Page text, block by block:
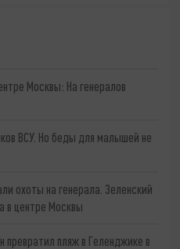
Москвы: На генералов
ВСУ. Но беды для малышей не
охоты на генерала. Зеленский
в центре Москвы
пляж в Геленджике в